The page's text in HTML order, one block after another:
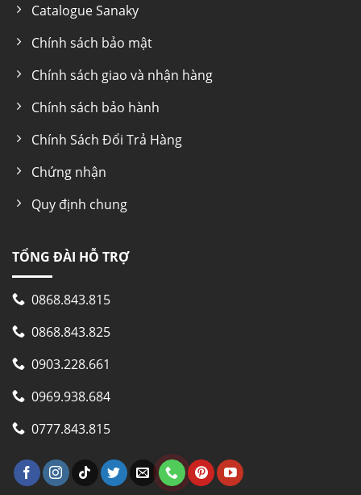
CÔNG NGHỆ LÀM LẠNH ĐA
CHIỀU ĐƯỢC TRANG BỊ
Làm lạnh nhanh, tỏa đều hơi lạnh
Ở công nghệ làm lạnh đa chiều, luồng khí lạnh
sẽ được thổi ra từ nhiều cửa thoát hơi lạnh
hơn, giúp cho khí lạnh phân bố, lan tỏa đều ở
BẢN THIẾT KẾT DEMO TỦ LẠNH
CHO KHÔNG GIAN BẾP
Catalogue Sanaky
Chính sách bảo mật
Chính sách giao và nhận hàng
Chính sách bảo hành
Chính Sách Đổi Trả Hàng
Chứng nhận
Quy định chung
TỔNG ĐÀI HỖ TRỢ
0868.843.815
0868.843.825
0903.228.661
0969.938.684
0777.843.815